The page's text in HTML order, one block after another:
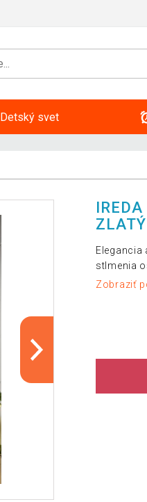
Detský svet
Elegancia
stlmenia
Zobraziť